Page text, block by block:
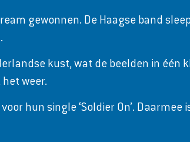
gewonnen. De Haagse band
kust, wat de beelden in
weer.
hun single ‘Soldier On’.